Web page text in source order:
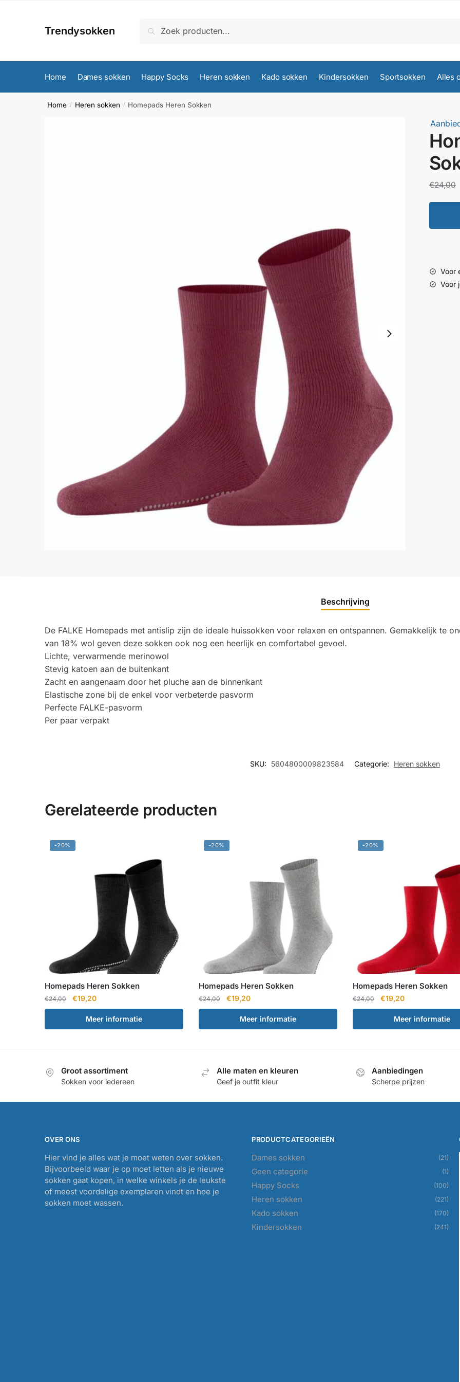
Trendysokken
naar:
Zoeken
Home Dames sokken Happy Socks Heren sokken Kado sokken Kindersokken Sportsokken Alles
Home / Heren sokken / Homepads Heren Sokken
€24,00
Voor
Voor
Beschrijving
De FALKE Homepads met antislip zijn de ideale huissokken voor relaxen en ontspannen. Gemakkelijk te
van 18% wol geven deze sokken ook nog een heerlijk en comfortabel gevoel.
Lichte, verwarmende merinowol
Stevig katoen aan de buitenkant
Zacht en aangenaam door het pluche aan de binnenkant
Elastische zone bij de enkel voor verbeterde pasvorm
Perfecte FALKE-pasvorm
Per paar verpakt
SKU: 5604800009823584 Categorie: Heren sokken
Gerelateerde producten
-20%
Homepads Heren Sokken
€24,00
Oorspronkelijke
prijs
was:
€24,00.
€19,20Huidige
prijs
is:
€19,20.
Meer informatie
-20%
Homepads Heren Sokken
€24,00
Oorspronkelijke
prijs
was:
€24,00.
€19,20Huidige
prijs
is:
€19,20.
Meer informatie
-20%
Homepads Heren Sokken
€24,00
Oorspronkelijke
prijs
was:
€24,00.
€19,20Huidige
prijs
is:
€19,20.
Meer informatie
Groot assortiment
Sokken voor iedereen
Alle maten en kleuren
Geef je outfit kleur
Aanbiedingen
Scherpe prijzen
OVER ONS
Hier vind je alles wat je moet weten over sokken.
Bijvoorbeeld waar je op moet letten als je nieuwe
sokken gaat kopen, in welke winkels je de leukste
of meest voordelige exemplaren vindt en hoe je
sokken moet wassen.
PRODUCTCATEGORIEËN
Dames sokken (21)
Geen categorie (1)
Happy Socks (100)
Heren sokken (221)
Kado sokken (170)
Kindersokken (241)